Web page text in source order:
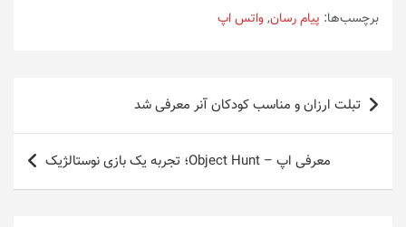
برچسب‌ها: پیام رسان,واتس اپ
راهبری
نوشته
تبلت ارزان و مناسب کودکان آنر معرفی شد
معرفی اپ – Object Hunt؛ تجربه یک بازی نوستالژیک